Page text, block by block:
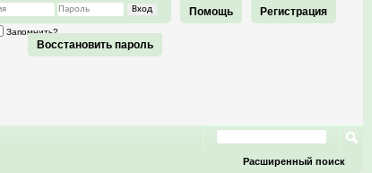
Регистрация
Помощь
Запомнить?
Восстановить пароль
Расширенный поиск